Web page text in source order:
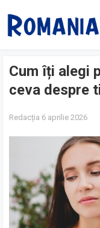
Cum îți alegi
ceva despre
Redacția 6 aprilie 2026